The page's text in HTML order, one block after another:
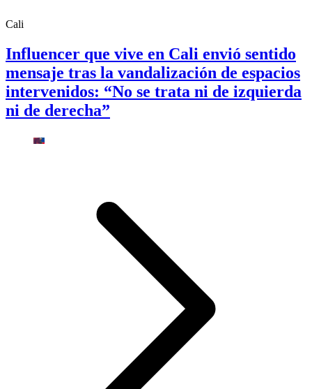
Cali
Influencer que vive en Cali envió sentido
mensaje tras la vandalización de espacios
intervenidos: “No se trata ni de izquierda
ni de derecha”